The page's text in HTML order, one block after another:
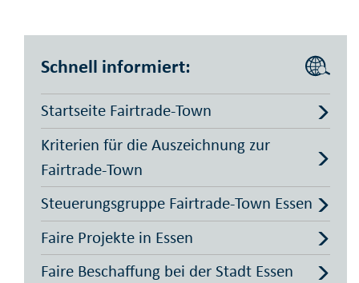
Schnell informiert:
Startseite Fairtrade-Town
Kriterien für die Auszeichnung zur
Fairtrade-Town
Steuerungsgruppe Fairtrade-Town Essen
Faire Projekte in Essen
Faire Beschaffung bei der Stadt Essen